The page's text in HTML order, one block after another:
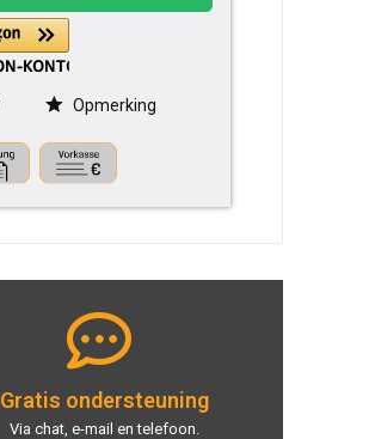
Opmerking
Gratis ondersteuning
Via chat, e-mail en telefoon.